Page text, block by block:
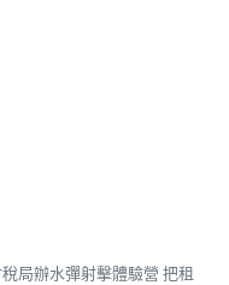
稅局辦水彈射擊體驗營 把租